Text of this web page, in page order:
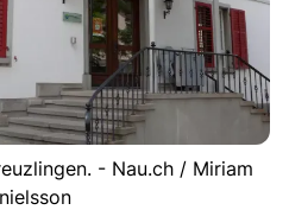
- Nau.ch / Miriam